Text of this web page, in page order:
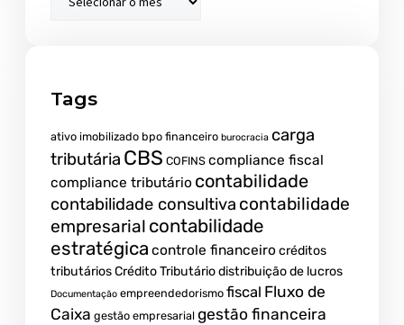
Tags
ativo imobilizado bpo financeiro burocracia carga
tributária CBS COFINS compliance fiscal
compliance tributário contabilidade
contabilidade consultiva contabilidade
empresarial contabilidade
estratégica controle financeiro créditos
tributáriosCrédito Tributáriodistribuição de lucros
Documentação empreendedorismo fiscal Fluxo de
Caixa gestão empresarial gestão financeira